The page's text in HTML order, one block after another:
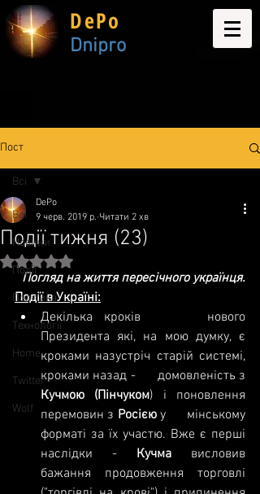
DePo
Dnipro
Пост
Всі
Новини
Події
Політика
Технології
Home
Twitter
Wolf
Всі
Події тижня (23)
DePo
9 черв. 2019 р. Читати 2 хв
Оцінка: NaN з 5 зірок.
Погляд на життя пересічного українця.
Події в Україні:
Декілька кроків      нового
Президента які, на мою думку, є
кроками назустріч старій системі,
Кучмою (Пінчуком) і поновлення
перемовин з Росією у      мінському
форматі за їх участю. Вже є перші
наслідки - Кучма висловив
бажання продовження торговлі